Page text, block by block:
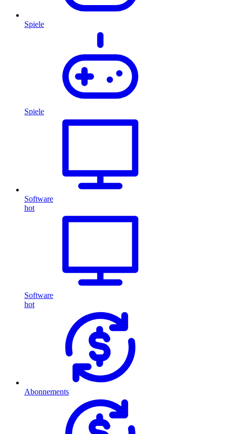
Spiele
Spiele
Software
hot
Software
hot
Abonnements